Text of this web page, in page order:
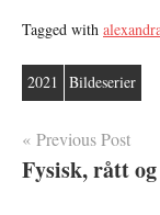
Tagged with
2021 Bildeserier
Previous Post
Fysisk, rått